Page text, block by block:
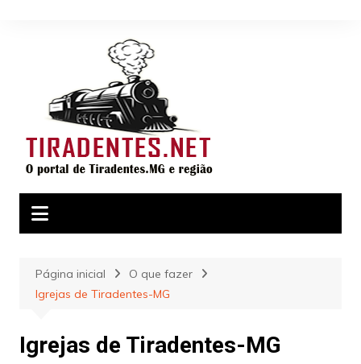
Página inicial
O que fazer
Igrejas de Tiradentes-MG
Igrejas de Tiradentes-MG